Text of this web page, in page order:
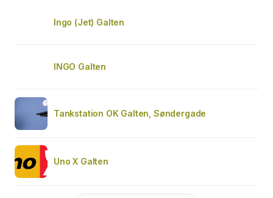
Ingo (Jet) Galten
INGO Galten
Tankstation OK Galten, Søndergade
Uno X Galten